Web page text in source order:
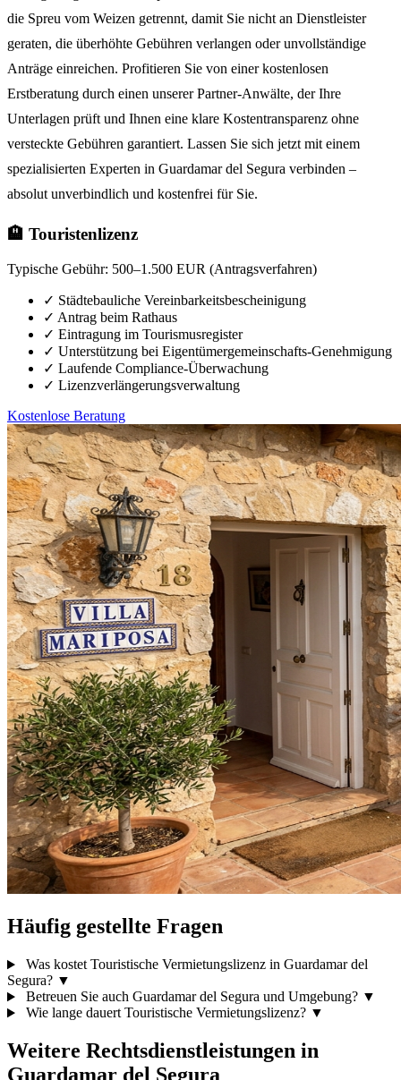
die Spreu vom Weizen getrennt, damit Sie nicht an Dienstleister
geraten, die überhöhte Gebühren verlangen oder unvollständige
Anträge einreichen. Profitieren Sie von einer kostenlosen
Erstberatung durch einen unserer Partner-Anwälte, der Ihre
Unterlagen prüft und Ihnen eine klare Kostentransparenz ohne
versteckte Gebühren garantiert. Lassen Sie sich jetzt mit einem
spezialisierten Experten in Guardamar del Segura verbinden –
absolut unverbindlich und kostenfrei für Sie.
🏨 Touristenlizenz
Typische Gebühr: 500–1.500 EUR (Antragsverfahren)
✓ Städtebauliche Vereinbarkeitsbescheinigung
✓ Antrag beim Rathaus
✓ Eintragung im Tourismusregister
✓ Unterstützung bei Eigentümergemeinschafts-Genehmigung
✓ Laufende Compliance-Überwachung
✓ Lizenzverlängerungsverwaltung
Kostenlose Beratung
Häufig gestellte Fragen
Was kostet Touristische Vermietungslizenz in Guardamar del
Segura? ▼
Betreuen Sie auch Guardamar del Segura und Umgebung? ▼
Wie lange dauert Touristische Vermietungslizenz? ▼
Weitere Rechtsdienstleistungen in
Guardamar del Segura